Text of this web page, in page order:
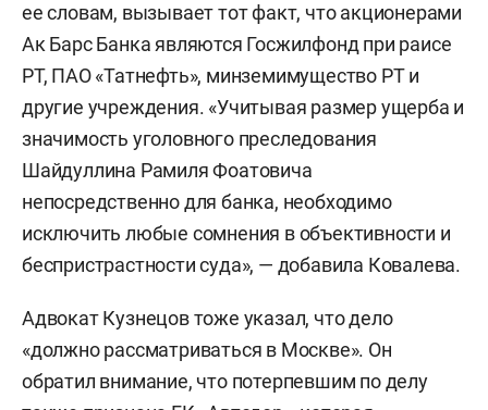
ее словам, вызывает тот факт, что акционерами
Ак Барс Банка являются Госжилфонд при раисе
РТ, ПАО «Татнефть», минземимущество РТ и
другие учреждения. «Учитывая размер ущерба и
значимость уголовного преследования
Шайдуллина Рамиля Фоатовича
непосредственно для банка, необходимо
исключить любые сомнения в объективности и
беспристрастности суда», — добавила Ковалева.
Адвокат Кузнецов тоже указал, что дело
«должно рассматриваться в Москве». Он
обратил внимание, что потерпевшим по делу